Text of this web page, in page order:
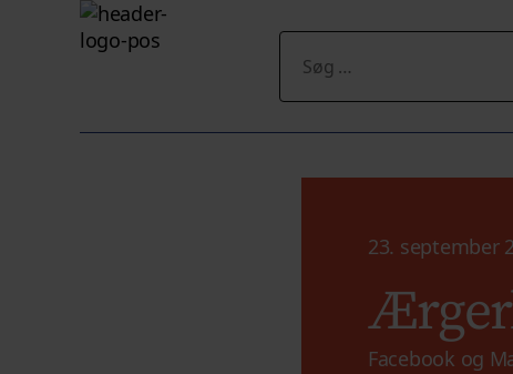
Søg
efter:
23. september
Facebook og